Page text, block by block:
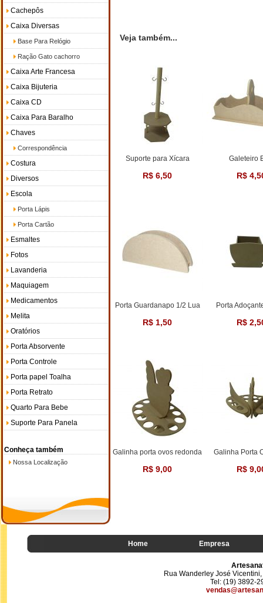
Cachepôs
Caixa Diversas
Base Para Relógio
Ração Gato cachorro
Caixa Arte Francesa
Caixa Bijuteria
Caixa CD
Caixa Para Baralho
Chaves
Correspondência
Costura
Diversos
Escola
Porta Lápis
Porta Cartão
Esmaltes
Fotos
Lavanderia
Maquiagem
Medicamentos
Melita
Oratórios
Porta Absorvente
Porta Controle
Porta papel Toalha
Porta Retrato
Quarto Para Bebe
Suporte Para Panela
Conheça também
Nossa Localização
Veja também...
Suporte para Xícara
R$ 6,50
Galeteiro
R$
Porta Guardanapo 1/2 Lua
R$ 1,50
Porta
R$
Galinha porta ovos redonda
R$ 9,00
Galinha Porta
R$
Home Empresa
Rua Wanderley José
Tel: (19) 3892-